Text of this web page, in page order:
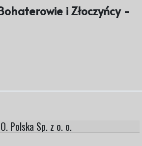
i Złoczyńcy -
Polska Sp. z o. o.